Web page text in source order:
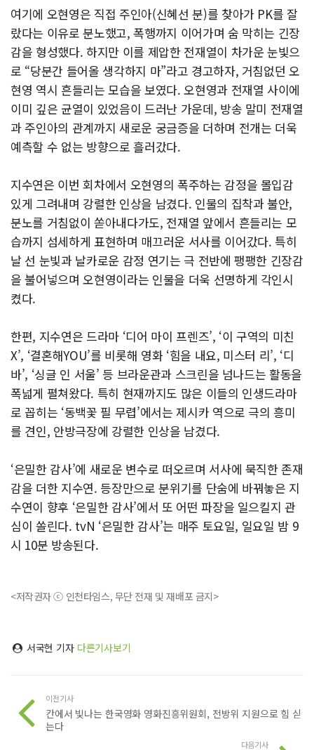
여기에 오현영은 직접 주인아(신혜선 분)를 찾아가 PK를 잘
랐다는 이유로 분노했고, 폭행까지 이어가며 숨 막히는 긴장
감을 형성했다. 하지만 이를 제압한 전재열이 차가운 눈빛으
로 “당분간 들어올 생각하지 마”라고 경고하자, 거침없던 오
현영 역시 흔들리는 모습을 보였다. 오현영과 전재열 사이에
이미 깊은 균열이 있었음이 드러난 가운데, 방송 말미 전재열
과 주인아의 관계까지 새로운 궁금증을 더하며 전개는 더욱
예측할 수 없는 방향으로 흘러갔다.
지수연은 이번 회차에서 오현영의 폭주하는 감정을 몰입감
있게 그려내며 강렬한 인상을 남겼다. 인물의 집착과 불안,
분노를 거침없이 쏟아내다가도, 전재열 앞에서 흔들리는 모
습까지 섬세하게 표현하며 매끄러운 서사를 이어갔다. 특히
날 선 눈빛과 날카로운 감정 연기는 극 전반에 팽팽한 긴장감
을 불어넣으며 오현영이라는 인물을 더욱 선명하게 각인시
켰다.
한편, 지수연은 드라마 ‘디어 마이 프렌즈’, ‘이 구역의 미친
X’, ‘결혼해YOU’를 비롯해 영화 ‘힘을 내요, 미스터 리’, ‘디
바’, ‘싱글 인 서울’ 등 브라운관과 스크린을 넘나드는 활동을
폭넓게 펼쳐왔다. 특히 현재까지도 많은 이들의 인생드라마
로 꼽히는 ‘동백꽃 필 무렵’에서는 제시카 역으로 극의 흥미
를 견인, 안방극장에 강렬한 인상을 남겼다.
‘은밀한 감사’에 새로운 변수로 떠오르며 서사에 묵직한 존재
감을 더한 지수연. 등장만으로 분위기를 단숨에 바꿔놓은 지
수연이 향후 ‘은밀한 감사’에서 또 어떤 파장을 일으킬지 관
심이 쏠린다. tvN ‘은밀한 감사’는 매주 토요일, 일요일 밤 9
시 10분 방송된다.
<저작권자 ⓒ 인천타임스, 무단 전재 및 재배포 금지>
서국현 기자 다른기사보기
이전기사
칸에서 빛나는 한국영화 영화진흥위원회, 전방위 지원으로 힘 싣
는다
다음기사